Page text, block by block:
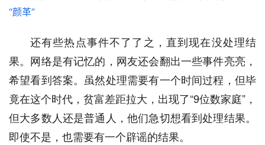
还有些热点事件不了了之，直到现在没处理结
果。网络是有记忆的，网友还会翻出一些事件亮亮，
希望看到答案。虽然处理需要有一个时间过程，但毕
竟在这个时代，贫富差距拉大，出现了“9位数家庭”，
但大多数人还是普通人，他们急切想看到处理结果。
即使不是，也需要有一个辟谣的结果。